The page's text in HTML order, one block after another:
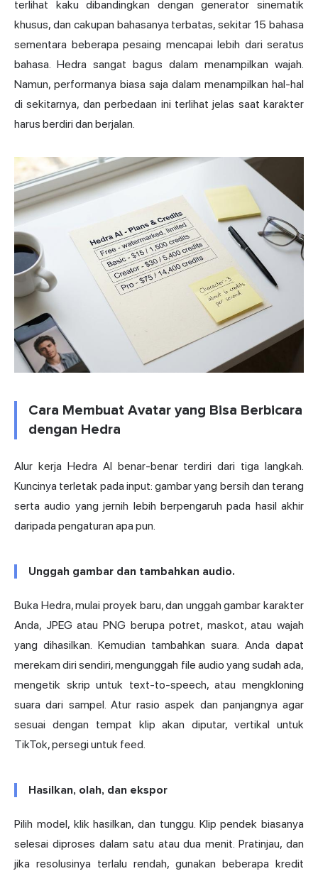
terlihat kaku dibandingkan dengan generator sinematik
khusus, dan cakupan bahasanya terbatas, sekitar 15 bahasa
sementara beberapa pesaing mencapai lebih dari seratus
bahasa. Hedra sangat bagus dalam menampilkan wajah.
Namun, performanya biasa saja dalam menampilkan hal-hal
di sekitarnya, dan perbedaan ini terlihat jelas saat karakter
harus berdiri dan berjalan.
Cara Membuat Avatar yang Bisa Berbicara
dengan Hedra
Alur kerja Hedra AI benar-benar terdiri dari tiga langkah.
Kuncinya terletak pada input: gambar yang bersih dan terang
serta audio yang jernih lebih berpengaruh pada hasil akhir
daripada pengaturan apa pun.
Unggah gambar dan tambahkan audio.
Buka Hedra, mulai proyek baru, dan unggah gambar karakter
Anda, JPEG atau PNG berupa potret, maskot, atau wajah
yang dihasilkan. Kemudian tambahkan suara. Anda dapat
merekam diri sendiri, mengunggah file audio yang sudah ada,
mengetik skrip untuk text-to-speech, atau mengkloning
suara dari sampel. Atur rasio aspek dan panjangnya agar
sesuai dengan tempat klip akan diputar, vertikal untuk
TikTok, persegi untuk feed.
Hasilkan, olah, dan ekspor
Pilih model, klik hasilkan, dan tunggu. Klip pendek biasanya
selesai diproses dalam satu atau dua menit. Pratinjau, dan
jika resolusinya terlalu rendah, gunakan beberapa kredit